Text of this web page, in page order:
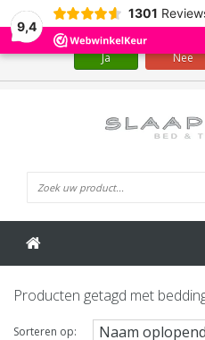
9,4
1301
Producten getagd met
Sorteren op:
Wij slaan cookies op om onze
Ja Nee